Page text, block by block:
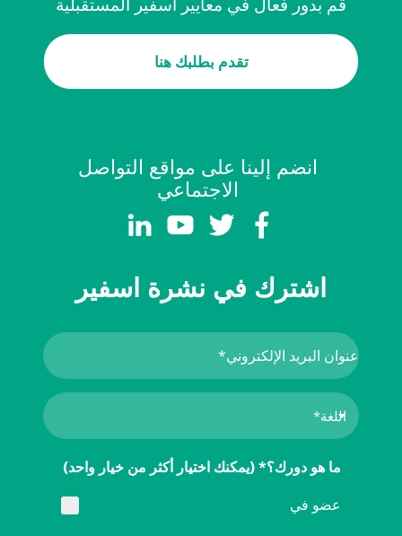
تقدم بطلبك هنا
انضم إلينا على مواقع التواصل
الاجتماعي
اشترك في نشرة اسفير
ما هو دورك؟* (يمكنك اختيار أكثر من خيار واحد)
عضو في